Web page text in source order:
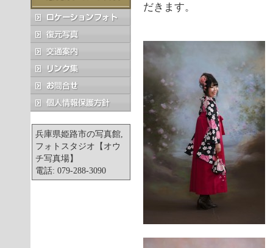
兵庫県姫路市の写真館,
フォトスタジオ【オウ
チ写真場】
電話: 079-288-3090
だきます。